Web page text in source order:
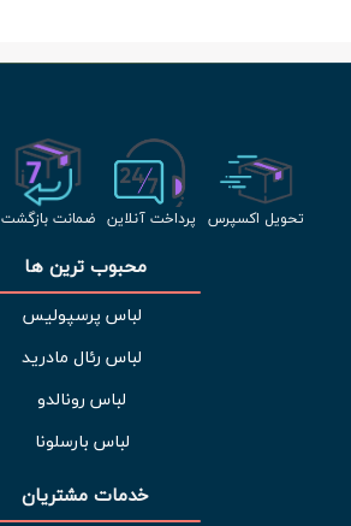
تحویل اکسپرس پرداخت آنلاین ضمانت بازگشت
محبوب ترین ها
لباس پرسپولیس
لباس رئال مادرید
لباس رونالدو
لباس بارسلونا
خدمات مشتریان